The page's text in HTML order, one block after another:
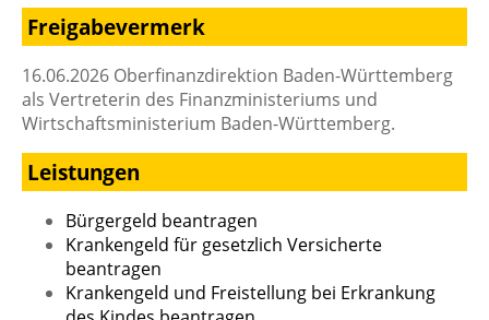
Freigabevermerk
16.06.2026 Oberfinanzdirektion Baden-Württemberg
als Vertreterin des Finanzministeriums und
Wirtschaftsministerium Baden-Württemberg.
Leistungen
Bürgergeld beantragen
Krankengeld für gesetzlich Versicherte
beantragen
Krankengeld und Freistellung bei Erkrankung